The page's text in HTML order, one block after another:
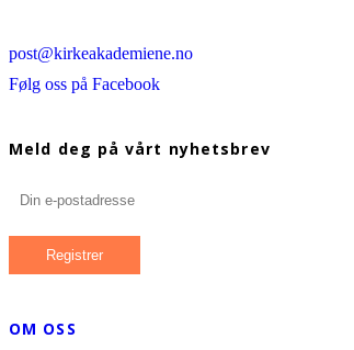
post@kirkeakademiene.no
Følg oss på Facebook
Meld deg på vårt nyhetsbrev
OM OSS